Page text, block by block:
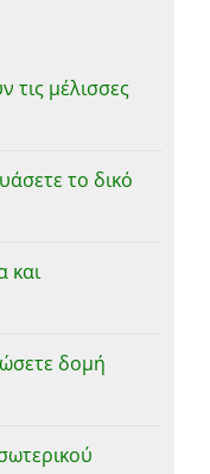
μέλισσες
το δικό
και
δομή